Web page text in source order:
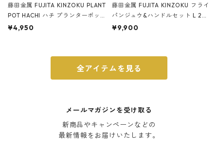
藤田金属 FUJITA KINZOKU PLANT
POT HACHI ハチ プランターポッ
ト 3号 ブラック
¥4,950
藤田金属 FUJITA KINZOKU フライ
パンジュウ&ハンドルセット L 24c
m ガス火・IH対応 鉄フライパン
¥9,900
全アイテムを見る
メールマガジンを受け取る
新商品やキャンペーンなどの
最新情報をお届けいたします。